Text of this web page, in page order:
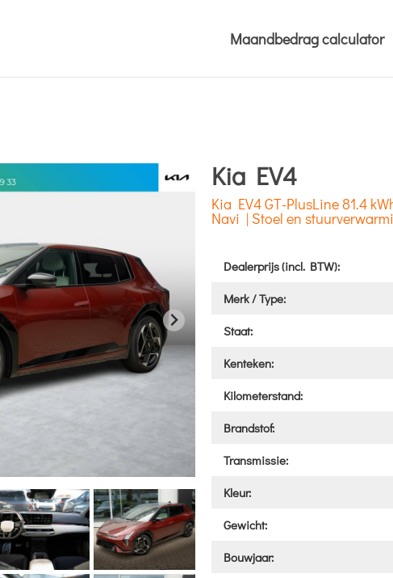
Maandbedrag calculator
Kia EV4
Kia EV4 GT-PlusLine 81.4
Navi | Stoel en
Dealerprijs (incl. BTW):
Merk / Type:
Staat:
Kenteken:
Kilometerstand:
Brandstof:
Transmissie:
Kleur:
Gewicht:
Bouwjaar: